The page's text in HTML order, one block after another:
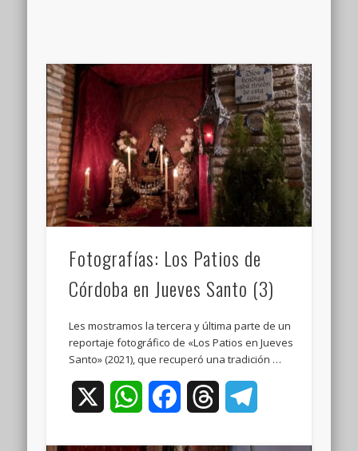
Fotografías: Los Patios de
Córdoba en Jueves Santo (3)
Les mostramos la tercera y última parte de un
reportaje fotográfico de «Los Patios en Jueves
Santo» (2021), que recuperó una tradición …
WhatsAppFacebookThreads